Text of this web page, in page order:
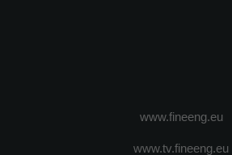
www.fineeng.eu
www.tv.fineeng.eu